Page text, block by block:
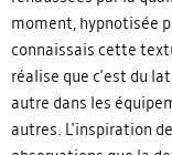
moment, hypnotisée
connaissais cette
réalise que c'est du
autre dans les
autres. L'inspiration